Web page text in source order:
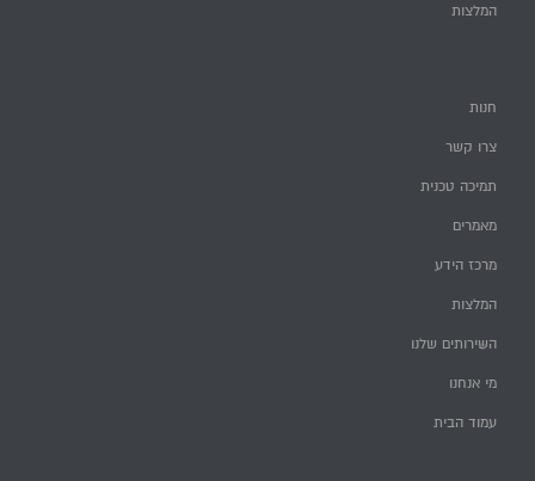
המלצות
חנות
צרו קשר
תמיכה טכנית
מאמרים
מרכז הידע
המלצות
השירותים שלנו
מי אנחנו
עמוד הבית